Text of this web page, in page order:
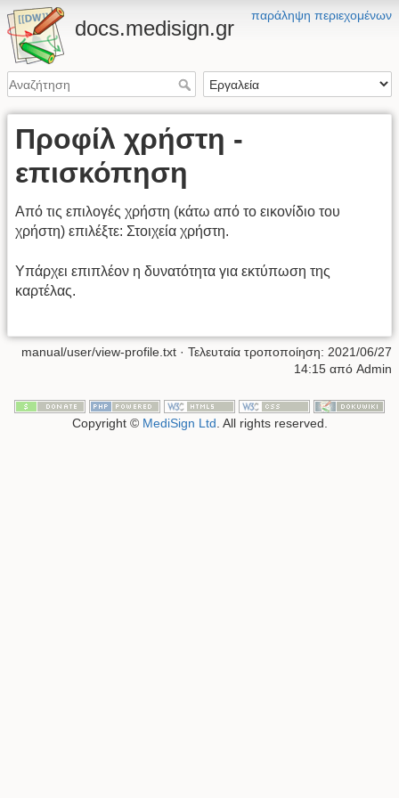
παράληψη περιεχομένων
docs.medisign.gr
Προφίλ χρήστη -
επισκόπηση
Από τις επιλογές χρήστη (κάτω από το εικονίδιο του
χρήστη) επιλέξτε: Στοιχεία χρήστη.
Υπάρχει επιπλέον η δυνατότητα για εκτύπωση της
καρτέλας.
manual/user/view-profile.txt · Τελευταία τροποποίηση: 2021/06/27
14:15 από Admin
Copyright © MediSign Ltd . All rights reserved.